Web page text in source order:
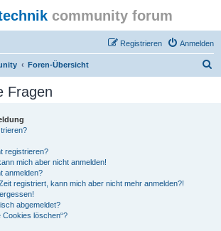
community forum
Anmelden
Registrieren
Foren-Übersicht
Fragen
registrieren?
mich aber nicht anmelden!
anmelden?
registriert, kann mich aber nicht mehr anmelden?!
abgemeldet?
Cookies löschen“?